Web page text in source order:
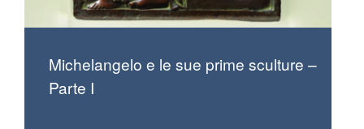
Michelangelo e le sue prime sculture –
Parte I